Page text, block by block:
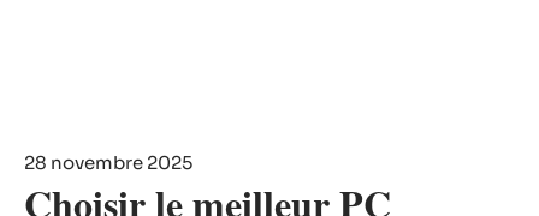
28 novembre 2025
Choisir le meilleur PC